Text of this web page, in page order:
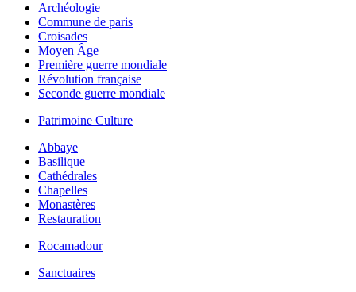
Archéologie
Commune de paris
Croisades
Moyen Âge
Première guerre mondiale
Révolution française
Seconde guerre mondiale
Patrimoine Culture
Abbaye
Basilique
Cathédrales
Chapelles
Monastères
Restauration
Rocamadour
Sanctuaires